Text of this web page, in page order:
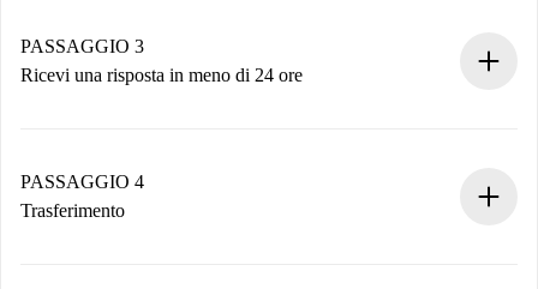
non accetta.
PASSAGGIO 3
Ricevi una risposta in meno di 24 ore
contatto con il proprietario.
Se rifiutata: non ti addebiteremo nulla e ti proporremo
PASSAGGIO 4
Trasferimento